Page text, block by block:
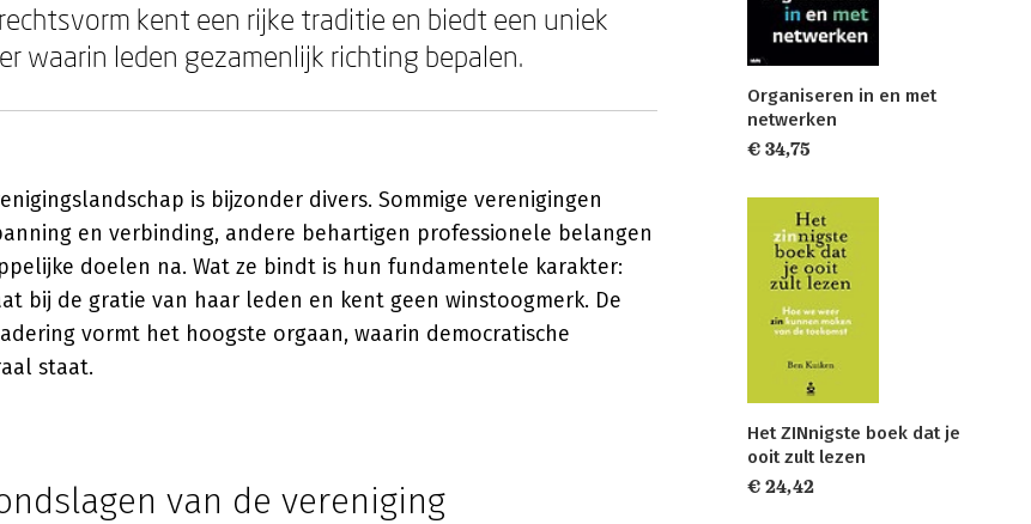
kent een rijke traditie en biedt een uniek
waarin leden gezamenlijk richting bepalen.
is bijzonder divers. Sommige verenigingen
en verbinding, andere behartigen professionele belangen
doelen na. Wat ze bindt is hun fundamentele karakter:
bij de gratie van haar leden en kent geen winstoogmerk. De
vormt het hoogste orgaan, waarin democratische
staat.
van de vereniging
Organiseren in en met
netwerken
€ 34,75
Het ZINnigste boek dat je
ooit zult lezen
€ 24,42